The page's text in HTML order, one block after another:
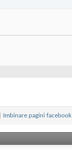
Imbinare pagini facebook